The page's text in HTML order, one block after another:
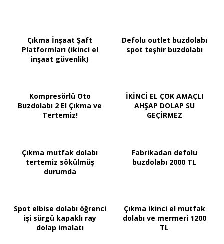
Çıkma İnşaat Şaft
Platformları (ikinci el
inşaat güvenlik)
Defolu outlet buzdolabı
spot teşhir buzdolabı
Kompresörlü Oto
Buzdolabı 2 El Çıkma ve
Tertemiz!
İKİNCİ EL ÇOK AMAÇLI
AHŞAP DOLAP SU
GEÇİRMEZ
Çıkma mutfak dolabı
tertemiz sökülmüş
durumda
Fabrikadan defolu
buzdolabı 2000 TL
Spot elbise dolabı öğrenci
işi sürgü kapaklı ray
dolap imalatı
Çıkma ikinci el mutfak
dolabı ve mermeri 1200
TL